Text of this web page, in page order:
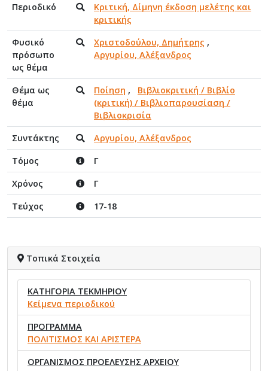
Περιοδικό
Κριτική, Δίμηνη έκδοση μελέτης και
κριτικής
Φυσικό
πρόσωπο
ως θέμα
Χριστοδούλου, Δημήτρης ,
Αργυρίου, Αλέξανδρος
Θέμα ως
θέμα
Ποίηση , Βιβλιοκριτική / Βιβλίο
(κριτική) / Βιβλιοπαρουσίαση /
Βιβλιοκρισία
Συντάκτης
Αργυρίου, Αλέξανδρος
Τόμος
Γ
Χρόνος
Γ
Τεύχος
17-18
Τοπικά Στοιχεία
ΚΑΤΗΓΟΡΙΑ ΤΕΚΜΗΡΙΟΥ
Κείμενα περιοδικού
ΠΡΟΓΡΑΜΜΑ
ΠΟΛΙΤΙΣΜΟΣ ΚΑΙ ΑΡΙΣΤΕΡΑ
ΟΡΓΑΝΙΣΜΟΣ ΠΡΟΕΛΕΥΣΗΣ ΑΡΧΕΙΟΥ